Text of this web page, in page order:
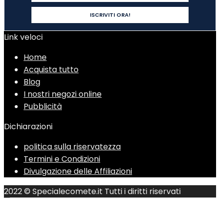
Link veloci
Home
Acquista tutto
Blog
I nostri negozi online
Pubblicità
Dichiarazioni
politica sulla riservatezza
Termini e Condizioni
Divulgazione delle Affiliazioni
2022 © Specialecomete.it Tutti i diritti riservati